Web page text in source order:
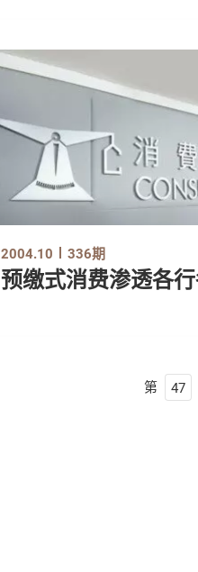
2004.10 336期
预缴式消费渗透各
第